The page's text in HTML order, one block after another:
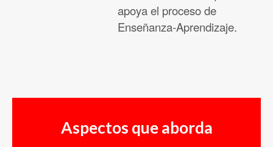
apoya el proceso de
Enseñanza-Aprendizaje.
Aspectos que aborda